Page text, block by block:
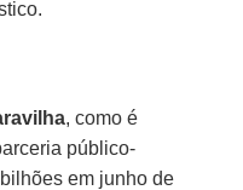
, como é
público-
em junho de